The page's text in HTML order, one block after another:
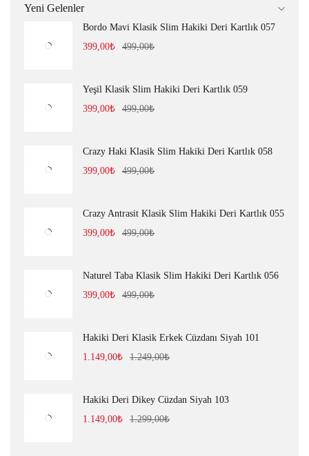
Yeni Gelenler
Bordo Mavi Klasik Slim Hakiki Deri Kartlık 057
499,00₺
399,00₺
Yeşil Klasik Slim Hakiki Deri Kartlık 059
499,00₺
399,00₺
Crazy Haki Klasik Slim Hakiki Deri Kartlık 058
499,00₺
399,00₺
Crazy Antrasit Klasik Slim Hakiki Deri Kartlık 055
499,00₺
399,00₺
Naturel Taba Klasik Slim Hakiki Deri Kartlık 056
499,00₺
399,00₺
Hakiki Deri Klasik Erkek Cüzdanı Siyah 101
1.249,00₺
1.149,00₺
Hakiki Deri Dikey Cüzdan Siyah 103
1.299,00₺
1.149,00₺